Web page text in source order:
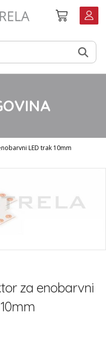
Košarica
LED trak 10mm
za enobarvni